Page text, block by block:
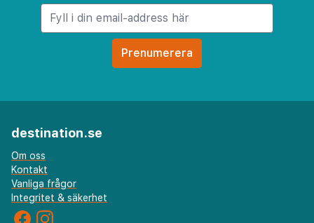
destination.se
Om oss
Kontakt
Vanliga frågor
Integritet & säkerhet